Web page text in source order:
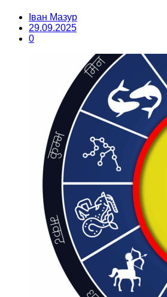
Іван Мазур
29.09.2025
0